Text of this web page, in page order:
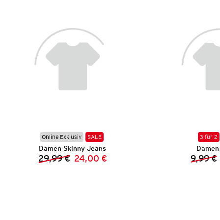
Online Exklusiv SALE
Damen Skinny Jeans
Vorheriger Preis:
29,99 € Neuer Preis:
24,00 €
3 für 2
9,99 €